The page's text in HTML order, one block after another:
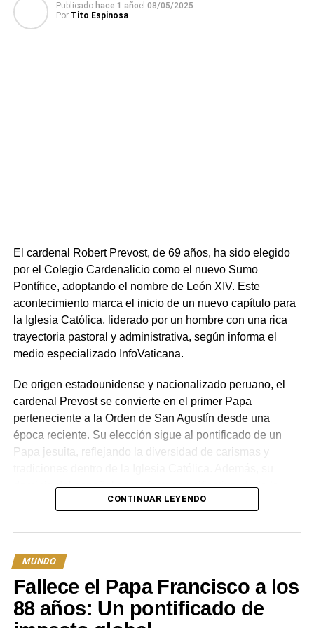
Córdoba, pero creo que llegué a la nueva Córdoba, aún
ClickPhotos
II
Cuando llegué por segunda vez a Córdoba era apenas
saliendo de la pandemia, a todos nos obligaron a
vacunarnos y obtener certificados para poder viajar y
Publicado hace 1 añoel 08/05/2025
Por Tito Espinosa
El cardenal Robert Prevost, de 69 años, ha sido elegido
por el Colegio Cardenalicio como el nuevo Sumo
Pontífice, adoptando el nombre de León XIV. Este
acontecimiento marca el inicio de un nuevo capítulo para
la Iglesia Católica, liderado por un hombre con una rica
trayectoria pastoral y administrativa, según informa el
medio especializado InfoVaticana.
De origen estadounidense y nacionalizado peruano, el
cardenal Prevost se convierte en el primer Papa
perteneciente a la Orden de San Agustín desde una
época reciente. Su elección sigue al pontificado de un
Papa jesuita, reflejando la diversidad de carismas y
dominio del español es un factor significativo, dada la
creciente importancia de la comunidad hispanohablante
Robert Francis Prevost nació el 14 de septiembre de
1955 en Chicago, Illinois, con raíces familiares europeas
y españolas. Su formación académica inicial se centró en
CONTINUAR LEYENDO
MUNDO
Fallece el Papa Francisco a los
88 años: Un pontificado de